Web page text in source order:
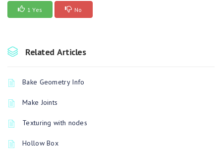
1 Yes No
Related Articles
Bake Geometry Info
Make Joints
Texturing with nodes
Hollow Box